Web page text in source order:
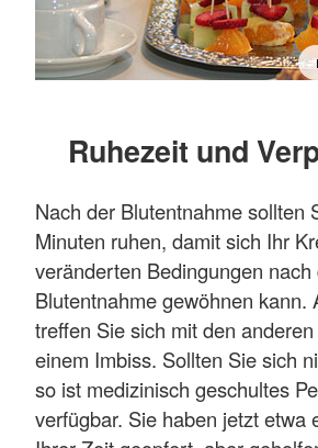
Ruhezeit und
Nach der Blutentnahme sollten
Minuten ruhen, damit sich Ihr
veränderten Bedingungen nach
Blutentnahme gewöhnen kann.
treffen Sie sich mit den
einem Imbiss. Sollten Sie sich
so ist medizinisch geschultes
verfügbar. Sie haben jetzt etwa